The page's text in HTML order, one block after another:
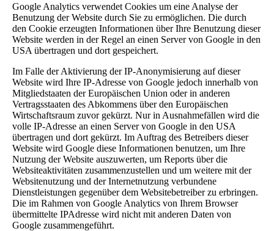
Google Analytics verwendet Cookies um eine Analyse der
Benutzung der Website durch Sie zu ermöglichen. Die durch
den Cookie erzeugten Informationen über Ihre Benutzung dieser
Website werden in der Regel an einen Server von Google in den
USA übertragen und dort gespeichert.
Im Falle der Aktivierung der IP-Anonymisierung auf dieser
Website wird Ihre IP-Adresse von Google jedoch innerhalb von
Mitgliedstaaten der Europäischen Union oder in anderen
Vertragsstaaten des Abkommens über den Europäischen
Wirtschaftsraum zuvor gekürzt. Nur in Ausnahmefällen wird die
volle IP-Adresse an einen Server von Google in den USA
übertragen und dort gekürzt. Im Auftrag des Betreibers dieser
Website wird Google diese Informationen benutzen, um Ihre
Nutzung der Website auszuwerten, um Reports über die
Websiteaktivitäten zusammenzustellen und um weitere mit der
Websitenutzung und der Internetnutzung verbundene
Dienstleistungen gegenüber dem Websitebetreiber zu erbringen.
Die im Rahmen von Google Analytics von Ihrem Browser
übermittelte IPAdresse wird nicht mit anderen Daten von
Google zusammengeführt.